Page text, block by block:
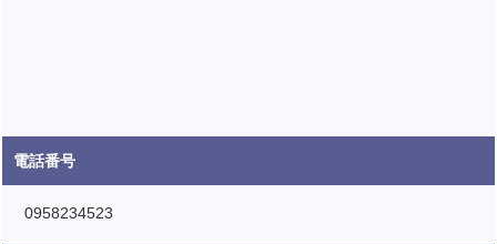
電話番号
0958234523